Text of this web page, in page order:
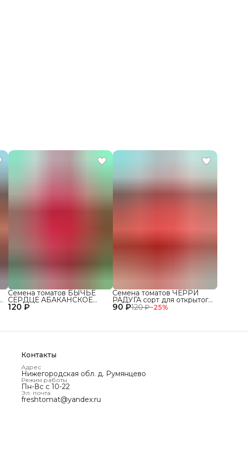
120 ₽
Семена томатов БЫЧЬЕ
СЕРДЦЕ АБАКАНСКОЕ
сорт для открытого грунта 90 ₽120 ₽−25%
Семена томатов ЧЕРРИ
РАДУГА сорт для открытого
грунта и теплиц
Контакты
Адрес
Нижегородская обл. д. Румянцево
Режим работы
Пн-Вс с 10-22
Эл. почта
freshtomat@yandex.ru